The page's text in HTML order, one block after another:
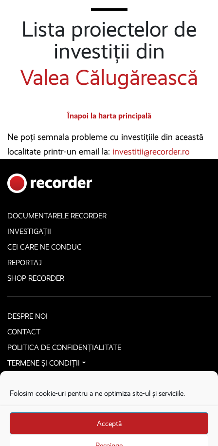
Folosim cookie-uri pentru a ne optimiza site-ul și serviciile.
Acceptă
Lista proiectelor de
investiții din
Valea Călugărească
Înapoi la harta principală
Ne poți semnala probleme cu investițiile din această
localitate printr-un email la: investitii@recorder.ro
DOCUMENTARELE RECORDER
INVESTIGAȚII
CEI CARE NE CONDUC
REPORTAJ
SHOP RECORDER
DESPRE NOI
CONTACT
POLITICA DE CONFIDENȚIALITATE
TERMENE ȘI CONDIȚII
Stega creative
Brandul Recorder e operat de Asociația Recorder Community, sub licența SC